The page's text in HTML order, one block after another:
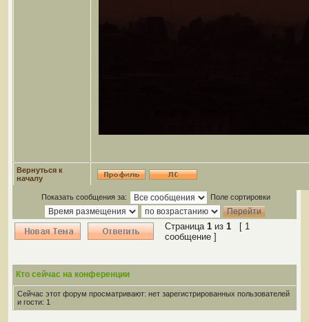
Вернуться к
началу
Показать сообщения за: Поле сортировки
Страница 1 из 1 [ 1
сообщение ]
Кто сейчас на конференции
Сейчас этот форум просматривают: нет зарегистрированных пользователей
и гости: 1